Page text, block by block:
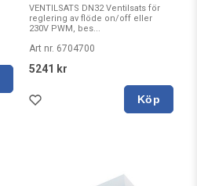
VENTILSATS DN32 Ventilsats för
reglering av flöde on/off eller
230V PWM, bes...
Art nr. 6704700
5241 kr
Köp